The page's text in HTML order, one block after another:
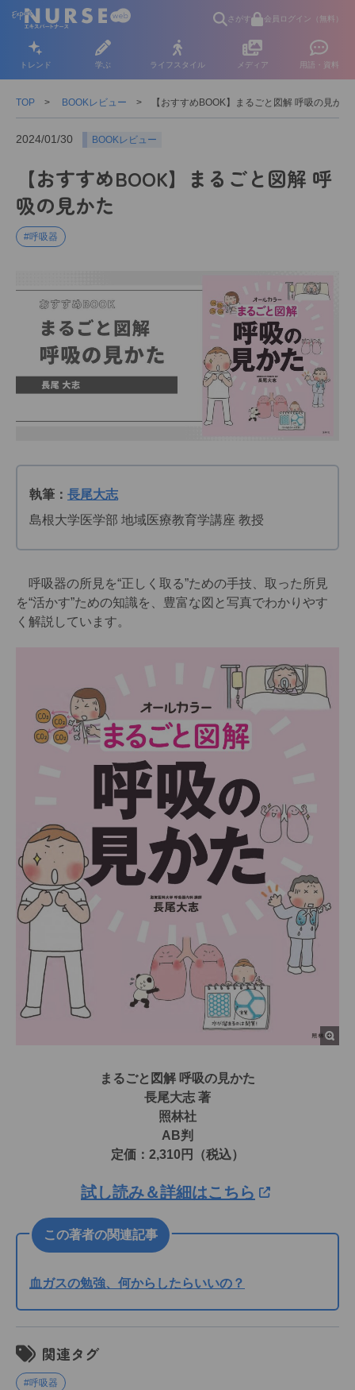
さがす 会員ログイン（無料）
トレンド 学ぶ ライフスタイル メディア 用語・資料
TOP BOOKレビュー 【おすすめBOOK】まるごと図解 呼吸の見かた
2024/01/30 BOOKレビュー
【おすすめBOOK】まるごと図解 呼
吸の見かた
#呼吸器
執筆： 長尾大志
島根大学医学部 地域医療教育学講座 教授
呼吸器の所見を“正しく取る”ための手技、取った所見
を“活かす”ための知識を、豊富な図と写真でわかりやす
く解説しています。
まるごと図解 呼吸の見かた
長尾大志 著
照林社
AB判
定価：2,310円（税込）
試し読み＆詳細はこちら
この著者の関連記事
血ガスの勉強、何からしたらいいの？
関連タグ
#呼吸器